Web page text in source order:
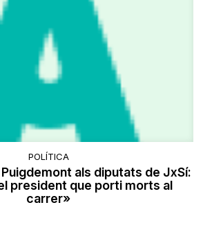
POLÍTICA
als diputats de JxSí:
president que porti morts al
carrer»